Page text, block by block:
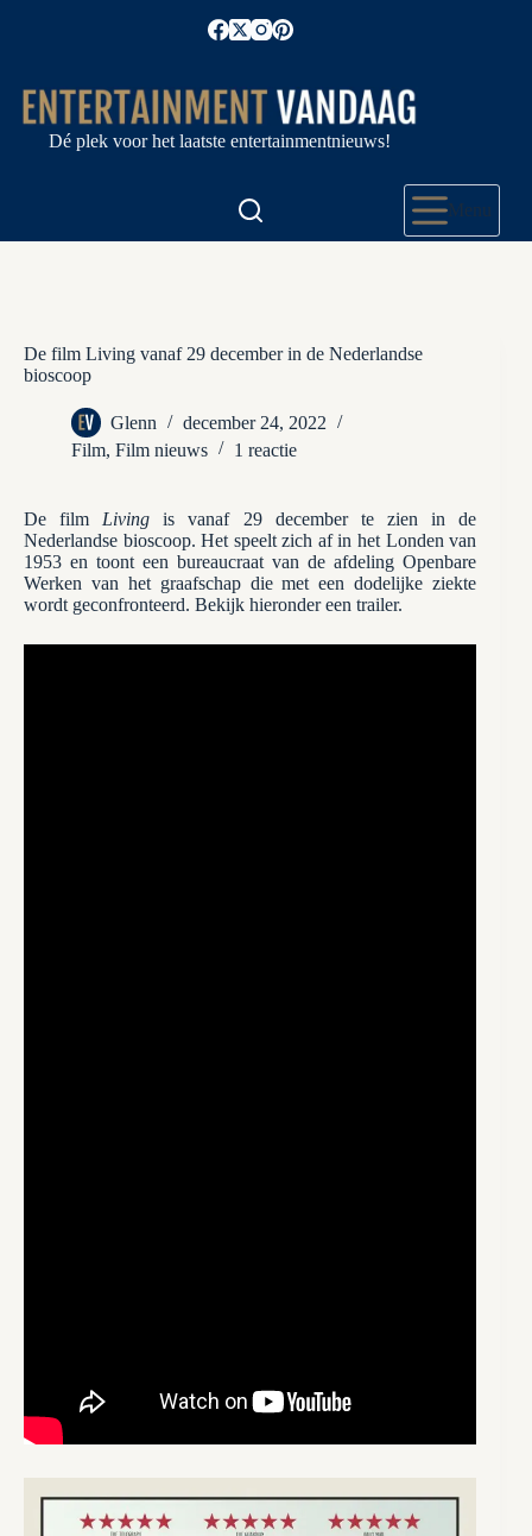
Dé plek voor het laatste entertainmentnieuws!
Menu
De film Living vanaf 29 december in de Nederlandse
bioscoop
Glenn
december 24, 2022
Film, Film nieuws 1 reactie
De film Living is vanaf 29 december te zien in de
Nederlandse bioscoop. Het speelt zich af in het Londen van
1953 en toont een bureaucraat van de afdeling Openbare
Werken van het graafschap die met een dodelijke ziekte
wordt geconfronteerd. Bekijk hieronder een trailer.